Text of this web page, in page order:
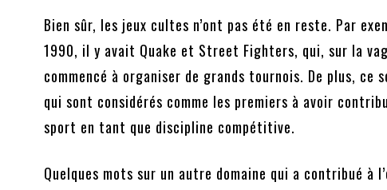
Bien sûr, les jeux cultes n’ont pas été en reste. Par
1990, il y avait Quake et Street Fighters, qui, sur la
commencé à organiser de grands tournois. De plus, ce
qui sont considérés comme les premiers à avoir
sport en tant que discipline compétitive.
Quelques mots sur un autre domaine qui a contribué à